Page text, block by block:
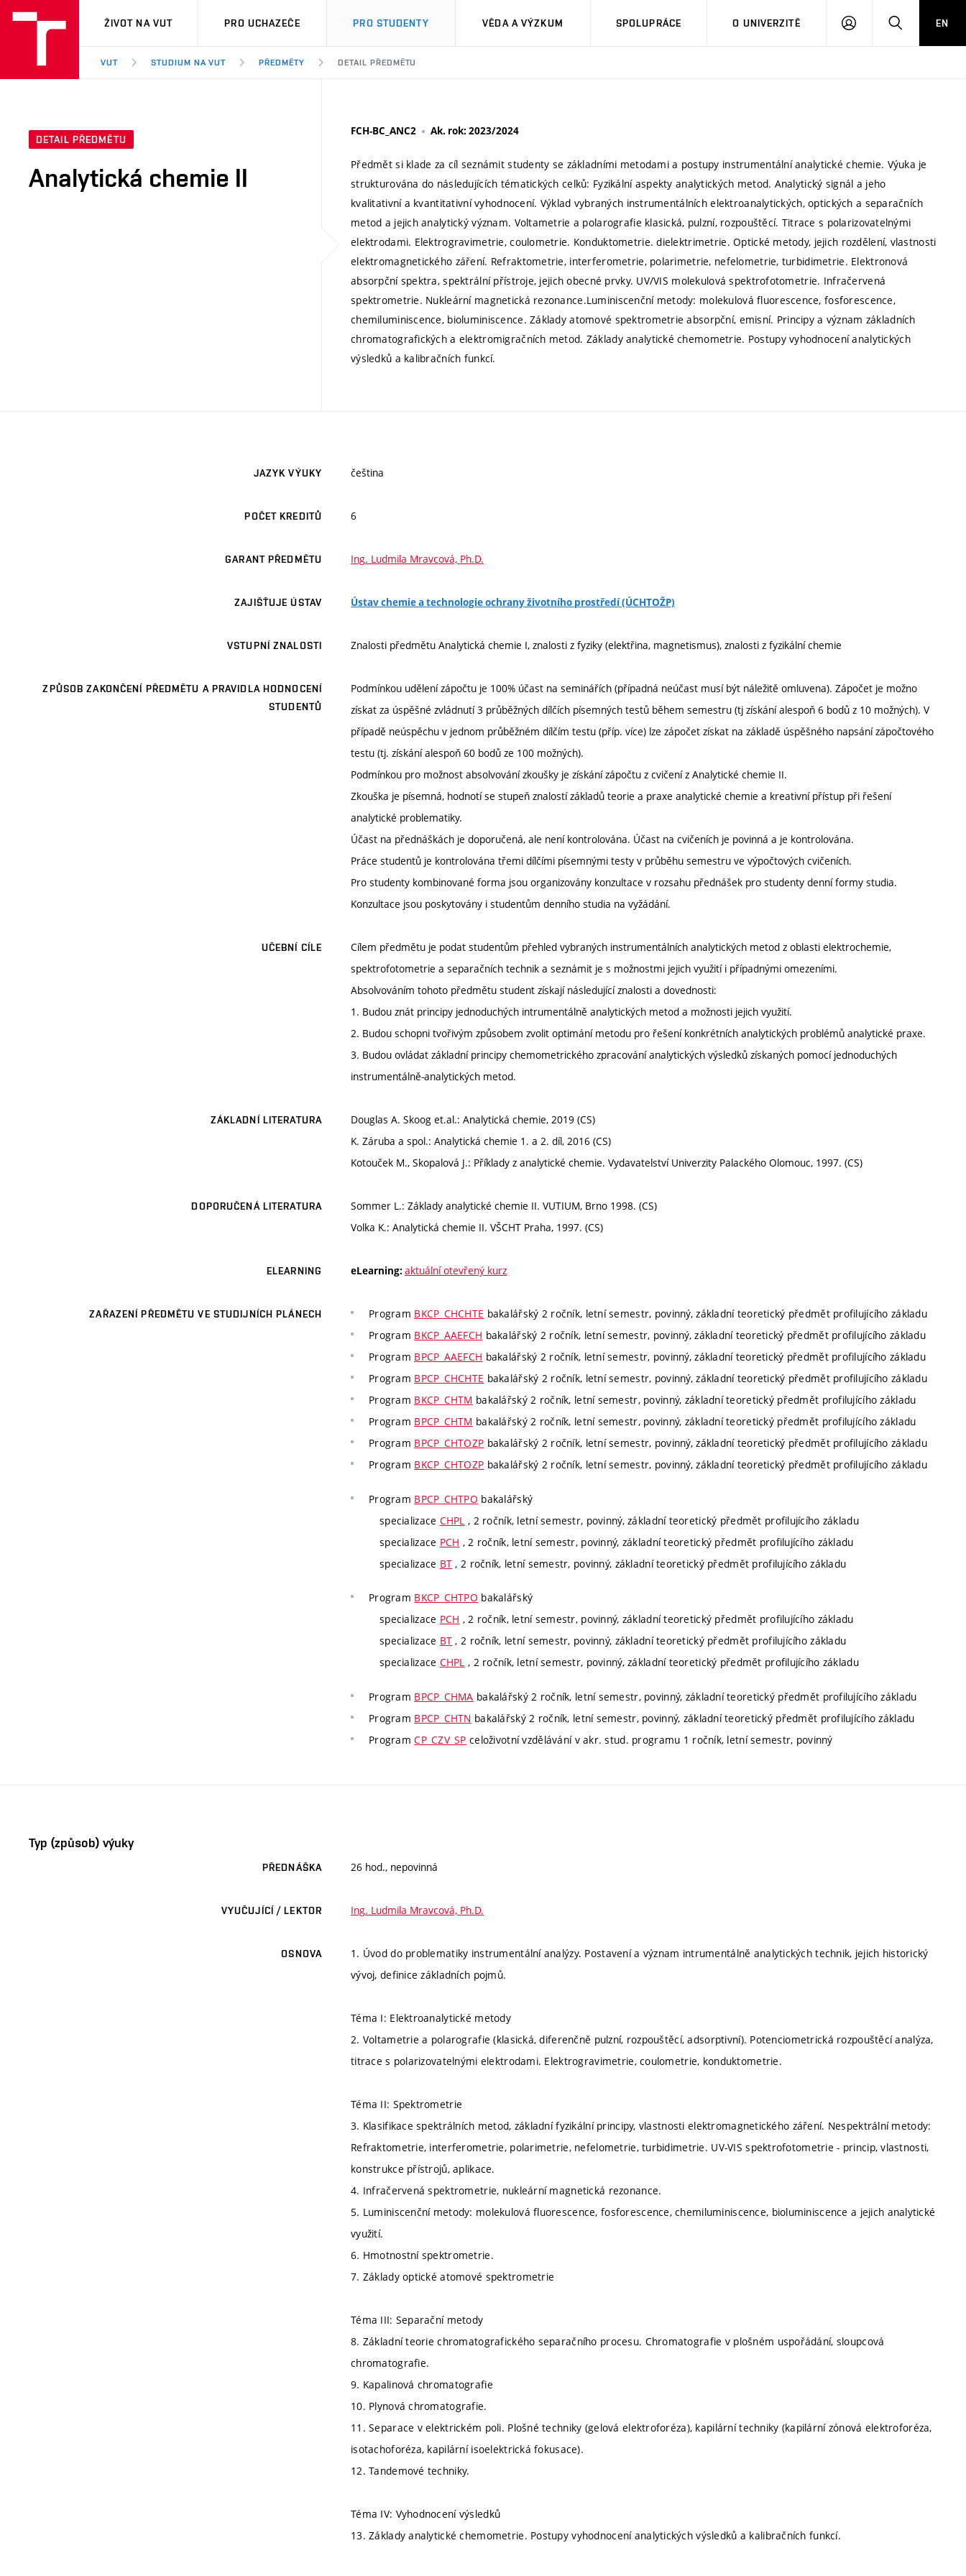
VUT
ŽIVOT NA VUT PRO UCHAZEČE PRO STUDENTY VĚDA A VÝZKUM SPOLUPRÁCE O UNIVERZITĚ
PŘIHLÁSIT HLEDATEN
VUT STUDIUM NA VUT PŘEDMĚTY DETAIL PŘEDMĚTU
DETAIL PŘEDMĚTU
Analytická chemie II
FCH-BC_ANC2 Ak. rok: 2023/2024
Předmět si klade za cíl seznámit studenty se základními metodami a postupy instrumentální analytické chemie. Výuka je
strukturována do následujících tématických celků: Fyzikální aspekty analytických metod. Analytický signál a jeho
kvalitativní a kvantitativní vyhodnocení. Výklad vybraných instrumentálních elektroanalytických, optických a separačních
metod a jejich analytický význam. Voltametrie a polarografie klasická, pulzní, rozpouštěcí. Titrace s polarizovatelnými
elektrodami. Elektrogravimetrie, coulometrie. Konduktometrie. dielektrimetrie. Optické metody, jejich rozdělení, vlastnosti
elektromagnetického záření. Refraktometrie, interferometrie, polarimetrie, nefelometrie, turbidimetrie. Elektronová
absorpční spektra, spektrální přístroje, jejich obecné prvky. UV/VIS molekulová spektrofotometrie. Infračervená
spektrometrie. Nukleární magnetická rezonance.Luminiscenční metody: molekulová fluorescence, fosforescence,
chemiluminiscence, bioluminiscence. Základy atomové spektrometrie absorpční, emisní. Principy a význam základních
chromatografických a elektromigračních metod. Základy analytické chemometrie. Postupy vyhodnocení analytických
výsledků a kalibračních funkcí.
JAZYK VÝUKY čeština
POČET KREDITŮ 6
GARANT PŘEDMĚTU Ing. Ludmila Mravcová, Ph.D.
ZAJIŠŤUJE ÚSTAV Ústav chemie a technologie ochrany životního prostředí (ÚCHTOŽP)
VSTUPNÍ ZNALOSTI Znalosti předmětu Analytická chemie I, znalosti z fyziky (elektřina, magnetismus), znalosti z fyzikální chemie
ZPŮSOB ZAKONČENÍ PŘEDMĚTU A PRAVIDLA HODNOCENÍ
STUDENTŮ
Podmínkou udělení zápočtu je 100% účast na seminářích (případná neúčast musí být náležitě omluvena). Zápočet je možno
získat za úspěšné zvládnutí 3 průběžných dílčích písemných testů během semestru (tj získání alespoň 6 bodů z 10 možných). V
případě neúspěchu v jednom průběžném dílčím testu (příp. více) lze zápočet získat na základě úspěšného napsání zápočtového
testu (tj. získání alespoň 60 bodů ze 100 možných).
Podmínkou pro možnost absolvování zkoušky je získání zápočtu z cvičení z Analytické chemie II.
Zkouška je písemná, hodnotí se stupeň znalostí základů teorie a praxe analytické chemie a kreativní přístup při řešení
analytické problematiky.
Účast na přednáškách je doporučená, ale není kontrolována. Účast na cvičeních je povinná a je kontrolována.
Práce studentů je kontrolována třemi dílčími písemnými testy v průběhu semestru ve výpočtových cvičeních.
Pro studenty kombinované forma jsou organizovány konzultace v rozsahu přednášek pro studenty denní formy studia.
Konzultace jsou poskytovány i studentům denního studia na vyžádání.
UČEBNÍ CÍLE
Cílem předmětu je podat studentům přehled vybraných instrumentálních analytických metod z oblasti elektrochemie,
spektrofotometrie a separačních technik a seznámit je s možnostmi jejich využití i případnými omezeními.
Absolvováním tohoto předmětu student získají následující znalosti a dovednosti:
1. Budou znát principy jednoduchých intrumentálně analytických metod a možnosti jejich využití.
2. Budou schopni tvořivým způsobem zvolit optimání metodu pro řešení konkrétních analytických problémů analytické praxe.
3. Budou ovládat základní principy chemometrického zpracování analytických výsledků získaných pomocí jednoduchých
instrumentálně-analytických metod.
ZÁKLADNÍ LITERATURA
Douglas A. Skoog et.al.: Analytická chemie, 2019 (CS)
K. Záruba a spol.: Analytická chemie 1. a 2. díl, 2016 (CS)
Kotouček M., Skopalová J.: Příklady z analytické chemie. Vydavatelství Univerzity Palackého Olomouc, 1997. (CS)
DOPORUČENÁ LITERATURA
Sommer L.: Základy analytické chemie II. VUTIUM, Brno 1998. (CS)
Volka K.: Analytická chemie II. VŠCHT Praha, 1997. (CS)
ELEARNING eLearning: aktuální otevřený kurz
ZAŘAZENÍ PŘEDMĚTU VE STUDIJNÍCH PLÁNECH Program BKCP_CHCHTE bakalářský 2 ročník, letní semestr, povinný, základní teoretický předmět profilujícího základu
Program BKCP_AAEFCH bakalářský 2 ročník, letní semestr, povinný, základní teoretický předmět profilujícího základu
Program BPCP_AAEFCH bakalářský 2 ročník, letní semestr, povinný, základní teoretický předmět profilujícího základu
Program BPCP_CHCHTE bakalářský 2 ročník, letní semestr, povinný, základní teoretický předmět profilujícího základu
Program BKCP_CHTM bakalářský 2 ročník, letní semestr, povinný, základní teoretický předmět profilujícího základu
Program BPCP_CHTM bakalářský 2 ročník, letní semestr, povinný, základní teoretický předmět profilujícího základu
Program BPCP_CHTOZP bakalářský 2 ročník, letní semestr, povinný, základní teoretický předmět profilujícího základu
Program BKCP_CHTOZP bakalářský 2 ročník, letní semestr, povinný, základní teoretický předmět profilujícího základu
Program BPCP_CHTPO bakalářský
specializace CHPL , 2 ročník, letní semestr, povinný, základní teoretický předmět profilujícího základu
specializace PCH , 2 ročník, letní semestr, povinný, základní teoretický předmět profilujícího základu
specializace BT , 2 ročník, letní semestr, povinný, základní teoretický předmět profilujícího základu
Program BKCP_CHTPO bakalářský
specializace PCH , 2 ročník, letní semestr, povinný, základní teoretický předmět profilujícího základu
specializace BT , 2 ročník, letní semestr, povinný, základní teoretický předmět profilujícího základu
specializace CHPL , 2 ročník, letní semestr, povinný, základní teoretický předmět profilujícího základu
Program BPCP_CHMA bakalářský 2 ročník, letní semestr, povinný, základní teoretický předmět profilujícího základu
Program BPCP_CHTN bakalářský 2 ročník, letní semestr, povinný, základní teoretický předmět profilujícího základu
ProgramCP_CZV_SP celoživotní vzdělávání v akr. stud. programu 1 ročník, letní semestr, povinný
Typ (způsob) výuky
PŘEDNÁŠKA 26 hod., nepovinná
VYUČUJÍCÍ / LEKTOR Ing. Ludmila Mravcová, Ph.D.
OSNOVA
1. Úvod do problematiky instrumentální analýzy. Postavení a význam intrumentálně analytických technik, jejich historický
vývoj, definice základních pojmů.
Téma I: Elektroanalytické metody
2. Voltametrie a polarografie (klasická, diferenčně pulzní, rozpouštěcí, adsorptivní). Potenciometrická rozpouštěcí analýza,
titrace s polarizovatelnými elektrodami. Elektrogravimetrie, coulometrie, konduktometrie.
Téma II: Spektrometrie
3. Klasifikace spektrálních metod, základní fyzikální principy, vlastnosti elektromagnetického záření. Nespektrální metody:
Refraktometrie, interferometrie, polarimetrie, nefelometrie, turbidimetrie. UV-VIS spektrofotometrie - princip, vlastnosti,
konstrukce přístrojů, aplikace.
4. Infračervená spektrometrie, nukleární magnetická rezonance.
5. Luminiscenční metody: molekulová fluorescence, fosforescence, chemiluminiscence, bioluminiscence a jejich analytické
využití.
6. Hmotnostní spektrometrie.
7. Základy optické atomové spektrometrie
Téma III: Separační metody
8. Základní teorie chromatografického separačního procesu. Chromatografie v plošném uspořádání, sloupcová
chromatografie.
9. Kapalinová chromatografie
10. Plynová chromatografie.
11. Separace v elektrickém poli. Plošné techniky (gelová elektroforéza), kapilární techniky (kapilární zónová elektroforéza,
isotachoforéza, kapilární isoelektrická fokusace).
12. Tandemové techniky.
Téma IV: Vyhodnocení výsledků
13. Základy analytické chemometrie. Postupy vyhodnocení analytických výsledků a kalibračních funkcí.